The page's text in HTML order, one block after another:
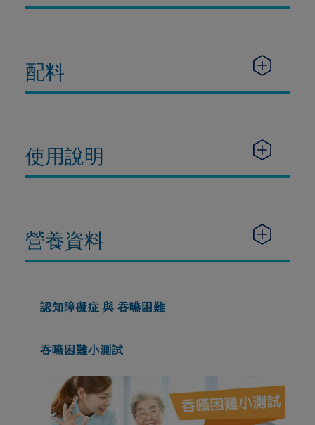
配料
使用說明
營養資料
認知障礙症 與 吞嚥困難
吞嚥困難小測試